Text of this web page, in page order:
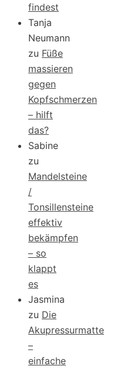
findest
Tanja
Neumann
zu Füße
massieren
gegen
Kopfschmerzen
– hilft
das?
Sabine
zu
Mandelsteine
/
Tonsillensteine
effektiv
bekämpfen
– so
klappt
es
Jasmina
zu Die
Akupressurmatte
–
einfache